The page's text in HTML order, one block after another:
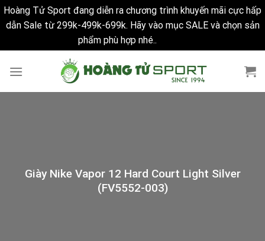
Hoàng Tử Sport đang diễn ra chương trình khuyến mãi cực hấp
dẫn Sale từ 299k-499k-699k. Hãy vào mục SALE và chọn sản
phẩm phù hợp nhé..
Giày Nike Vapor 12 Hard Court Light Silver
(FV5552-003)